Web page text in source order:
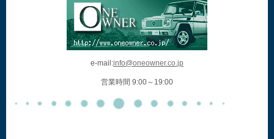
e-mail:info@oneowner.co.jp
営業時間 9:00～19:00